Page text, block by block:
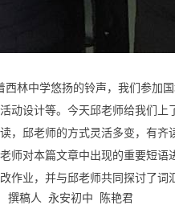
西林中学悠扬的铃声，我们参加
动设计等。今天邱老师给我们上
，邱老师的方式灵活多变，有
师对本篇文章中出现的重要短
作业，并与邱老师共同探讨了
撰稿人 永安初中 陈艳君